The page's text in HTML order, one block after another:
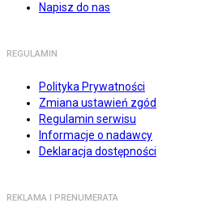
Napisz do nas
REGULAMIN
Polityka Prywatności
Zmiana ustawień zgód
Regulamin serwisu
Informacje o nadawcy
Deklaracja dostępności
REKLAMA I PRENUMERATA